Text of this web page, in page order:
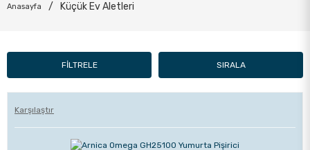
Anasayfa Küçük Ev Aletleri
FİLTRELE SIRALA
Karşılaştır